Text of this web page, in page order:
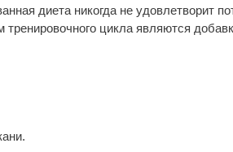
диета никогда не удовлетворит
цикла являются